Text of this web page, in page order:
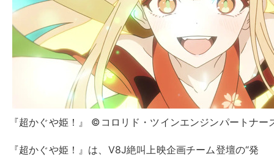
『超かぐや姫！』 ©コロリド・ツインエンジンパートナー
『超かぐや姫！』は、V8J絶叫上映企画チーム登壇の“発